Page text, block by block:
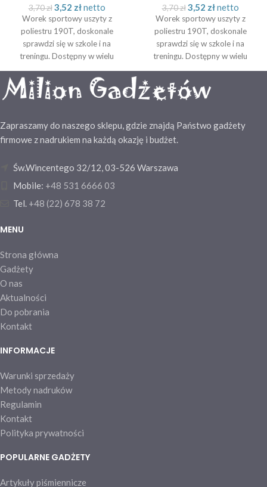
3,70zł 3,52 złnetto
Worek sportowy uszyty z
poliestru 190T, doskonale
sprawdzi się w szkole i na
treningu. Dostępny w wielu
sportowy uszyty z poliestru
190T, doskonale sprawdzi się w
Rozmiar: 32,5 x 0,3 x 43 cm
3,70zł 3,52 złnetto
Worek sportowy uszyty z
poliestru 190T, doskonale
sprawdzi się w szkole i na
treningu. Dostępny w wielu
sportowy uszyty z poliestru
190T, doskonale sprawdzi się w
Rozmiar: 32,5 x 0,3 x 43 cm
Zapraszamy do naszego sklepu, gdzie znajdą Państwo gadżety
firmowe z nadrukiem na każdą okazję i budżet.
Św.Wincentego 32/12, 03-526 Warszawa
Mobile: +48 531 6666 03
Tel. +48 (22) 678 38 72
MENU
Strona główna
Gadżety
O nas
Aktualności
Do pobrania
Kontakt
INFORMACJE
Warunki sprzedaży
Metody nadruków
Regulamin
Kontakt
Polityka prywatności
POPULARNE GADŻETY
Artykuły piśmiennicze